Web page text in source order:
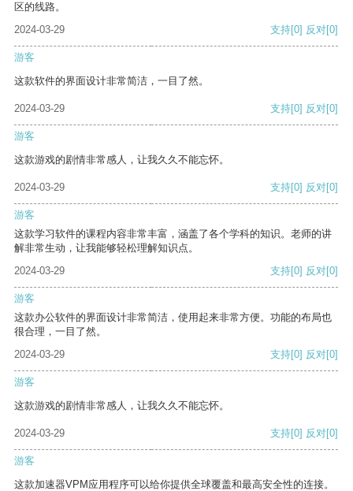
区的线路。
2024-03-29
支持[0] 反对[0]
游客
这款软件的界面设计非常简洁，一目了然。
2024-03-29 支持[0] 反对[0]
游客
这款游戏的剧情非常感人，让我久久不能忘怀。
2024-03-29 支持[0] 反对[0]
游客
这款学习软件的课程内容非常丰富，涵盖了各个学科的知识。老师的讲
解非常生动，让我能够轻松理解知识点。
2024-03-29
支持[0] 反对[0]
游客
这款办公软件的界面设计非常简洁，使用起来非常方便。功能的布局也
很合理，一目了然。
2024-03-29
支持[0] 反对[0]
游客
这款游戏的剧情非常感人，让我久久不能忘怀。
2024-03-29 支持[0] 反对[0]
游客
这款加速器VPM应用程序可以给你提供全球覆盖和最高安全性的连接。